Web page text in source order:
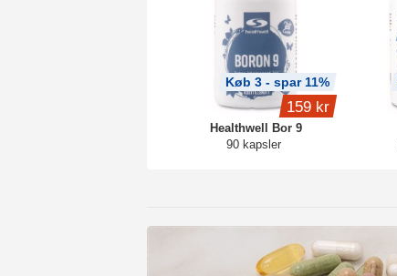
Healthwell Bor 9
90 kapsler
Køb 3 - spar 11%
159 kr